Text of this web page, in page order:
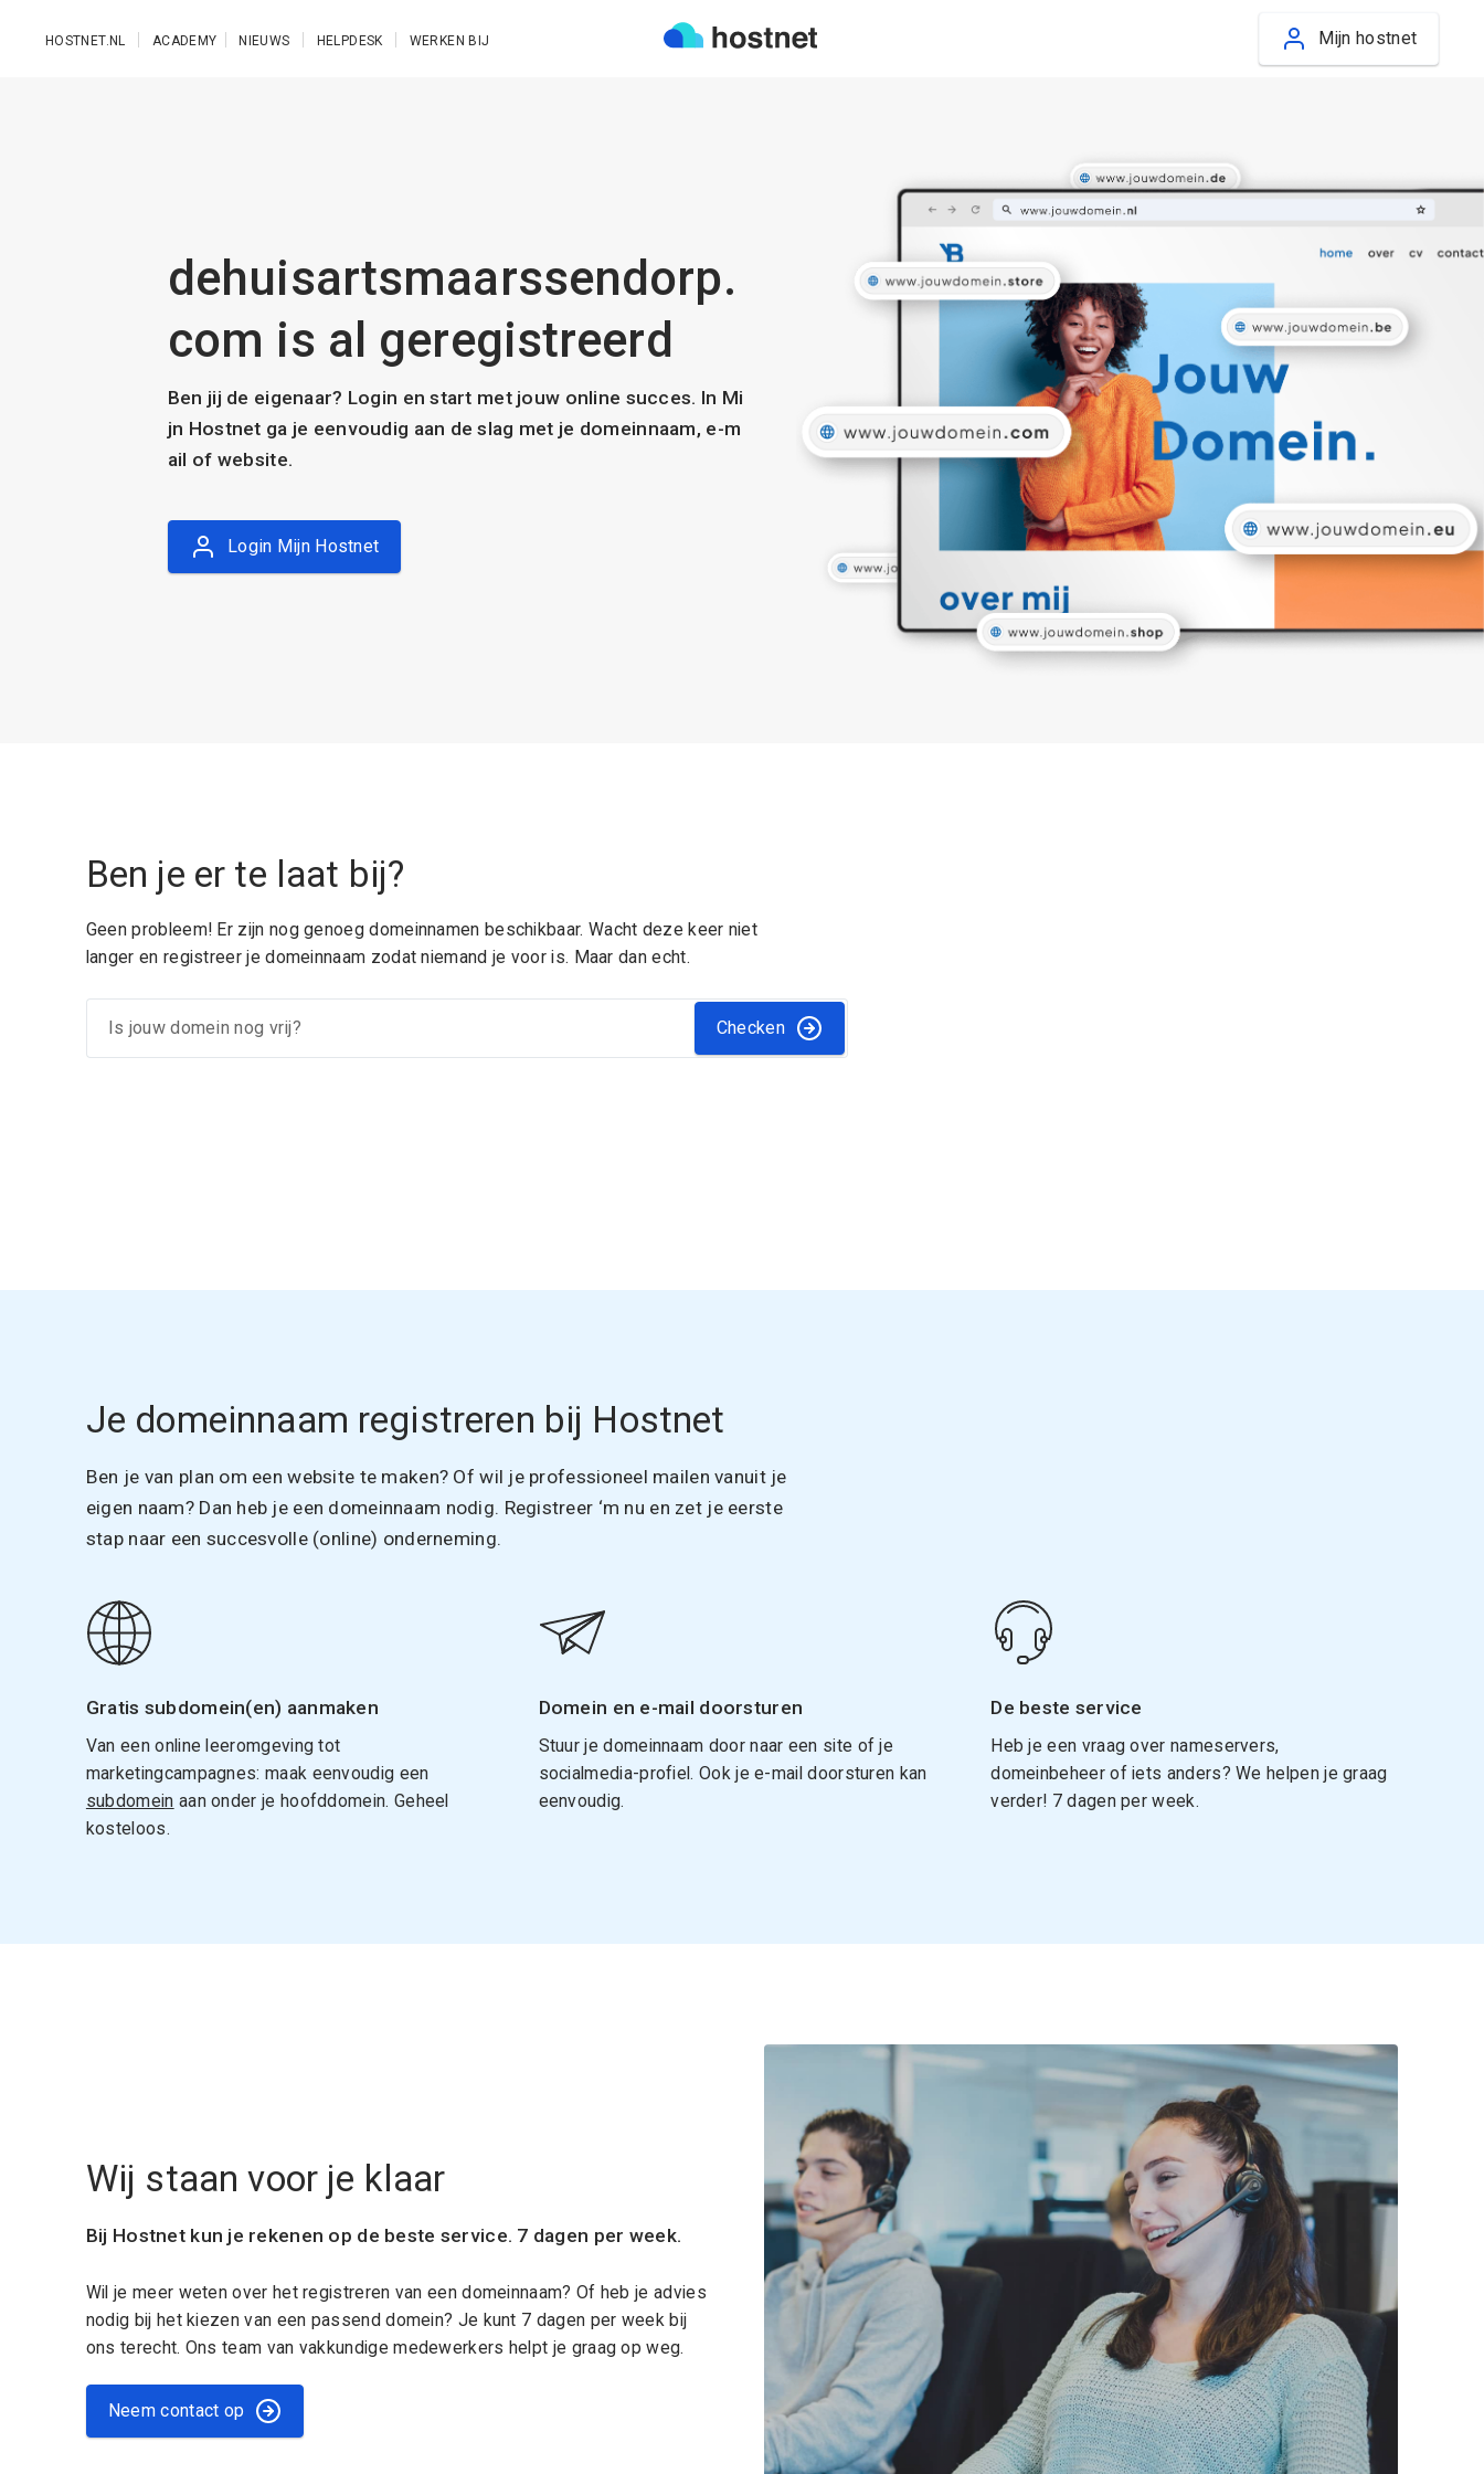
HOSTNET.NL ACADEMY NIEUWS HELPDESK WERKEN BIJ Mijn hostnet
dehuisartsmaarssendorp.
com is al geregistreerd
Ben jij de eigenaar? Login en start met jouw online succes. In Mi
jn Hostnet ga je eenvoudig aan de slag met je domeinnaam, e-m
ail of website.
Login Mijn Hostnet
Ben je er te laat bij?
Geen probleem! Er zijn nog genoeg domeinnamen beschikbaar. Wacht deze keer niet
langer en registreer je domeinnaam zodat niemand je voor is. Maar dan echt.
Checken
Je domeinnaam registreren bij Hostnet
Ben je van plan om een website te maken? Of wil je professioneel mailen vanuit je
eigen naam? Dan heb je een domeinnaam nodig. Registreer ‘m nu en zet je eerste
stap naar een succesvolle (online) onderneming.
Gratis subdomein(en) aanmaken
Van een online leeromgeving tot
marketingcampagnes: maak eenvoudig een
subdomein aan onder je hoofddomein. Geheel
kosteloos.
Domein en e-mail doorsturen
Stuur je domeinnaam door naar een site of je
socialmedia-profiel. Ook je e-mail doorsturen kan
eenvoudig.
De beste service
Heb je een vraag over nameservers,
domeinbeheer of iets anders? We helpen je graag
verder! 7 dagen per week.
Wij staan voor je klaar
Bij Hostnet kun je rekenen op de beste service. 7 dagen per week.
Wil je meer weten over het registreren van een domeinnaam? Of heb je advies
nodig bij het kiezen van een passend domein? Je kunt 7 dagen per week bij
ons terecht. Ons team van vakkundige medewerkers helpt je graag op weg.
Neem contact op